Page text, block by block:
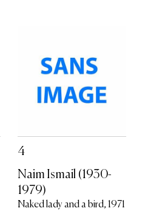
4
Naim Ismail (1930-
1979)
Naked lady and a bird, 1971